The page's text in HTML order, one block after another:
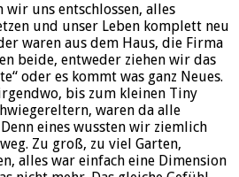
wir uns entschlossen, alles
und unser Leben komplett neu
waren aus dem Haus, die Firma
beide, entweder ziehen wir das
oder es kommt was ganz Neues.
bis zum kleinen Tiny
waren da alle
eines wussten wir ziemlich
Zu groß, zu viel Garten,
alles war einfach eine Dimension